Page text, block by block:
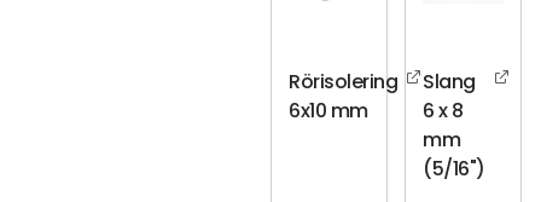
Rörisolering
6x10 mm
Slang
6 x 8
mm
(5/16")